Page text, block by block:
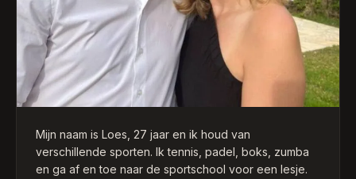
Mijn naam is Loes, 27 jaar en ik houd van
verschillende sporten. Ik tennis, padel, boks, zumba
en ga af en toe naar de sportschool voor een lesje.